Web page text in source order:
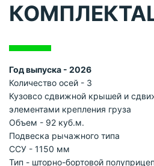
Год выпуска - 2026
Количество осей - 3
Кузовсо сдвижной крышей и
элементами крепления груза
Объем - 92 куб.м.
Подвеска рычажного типа
ССУ - 1150 мм
Тип - шторно-бортовой полуприцеп